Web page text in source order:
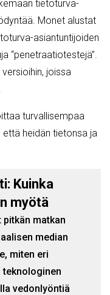
tietoturva-
Monet alustat
asiantuntijoiden
“penetraatiotestejä”.
joissa
turvallisempaa
heidän tietonsa ja
Kuinka
myötä
matkan
median
miten eri
teknologinen
vedonlyöntiä